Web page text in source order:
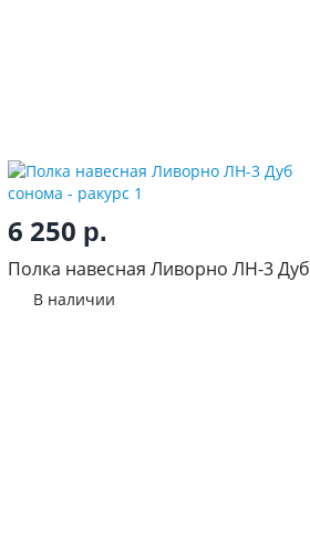
6 250 р.
Полка навесная Ливорно ЛН-3 Дуб
сонома
В наличии